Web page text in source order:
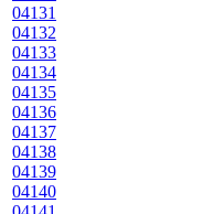
04131
04132
04133
04134
04135
04136
04137
04138
04139
04140